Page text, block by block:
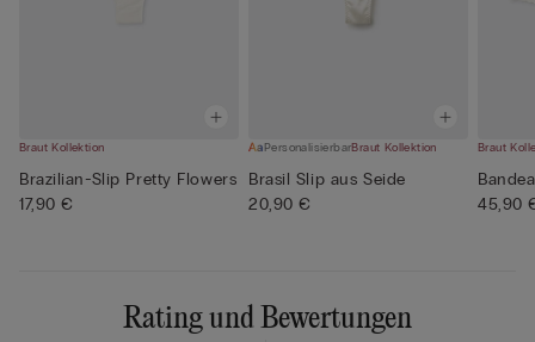
Braut Kollektion
Brazilian-Slip Pretty Flowers
17,90 €
PersonalisierbarBraut Kollektion
Brasil Slip aus Seide
20,90 €
Braut
45,90
Rating und Bewertungen